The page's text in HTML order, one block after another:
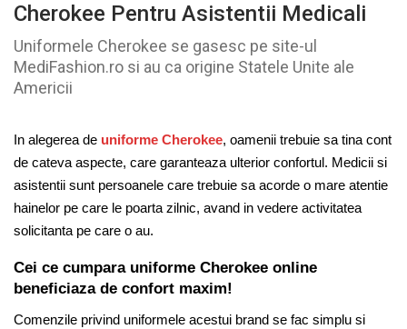
Cherokee Pentru Asistentii Medicali
Uniformele Cherokee se gasesc pe site-ul
MediFashion.ro si au ca origine Statele Unite ale
Americii
In alegerea de uniforme Cherokee, oamenii trebuie sa tina cont
de cateva aspecte, care garanteaza ulterior confortul. Medicii si
asistentii sunt persoanele care trebuie sa acorde o mare atentie
hainelor pe care le poarta zilnic, avand in vedere activitatea
solicitanta pe care o au.
Cei ce cumpara uniforme Cherokee online
beneficiaza de confort maxim!
Comenzile privind uniformele acestui brand se fac simplu si